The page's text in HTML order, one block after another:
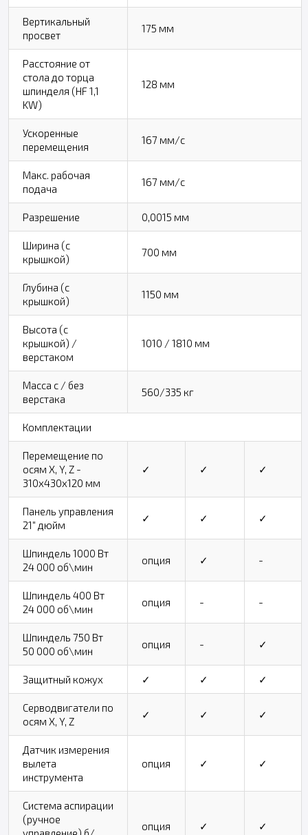
Вертикальный
просвет
175 мм
Расстояние от
стола до торца
шпинделя (HF 1,1
KW)
128 мм
Ускоренные
перемещения
167 мм/с
Макс. рабочая
подача
167 мм/с
Разрешение 0,0015 мм
Ширина (с
крышкой)
700 мм
Глубина (с
крышкой)
1150 мм
Высота (с
крышкой) /
верстаком
1010 / 1810 мм
Масса с / без
верстака
560/335 кг
Комплектации
Перемещение по
осям X, Y, Z -
310х430х120 мм
✓ ✓ ✓
Панель управления
21" дюйм
✓ ✓ ✓
Шпиндель 1000 Вт
24 000 об\мин
опция ✓ -
Шпиндель 400 Вт
24 000 об\мин
опция - -
Шпиндель 750 Вт
50 000 об\мин
опция - ✓
Защитный кожух ✓ ✓ ✓
Серводвигатели по
осям X, Y, Z
✓ ✓ ✓
Датчик измерения
вылета
инструмента
опция ✓ ✓
Система аспирации
(ручное
опция ✓ ✓